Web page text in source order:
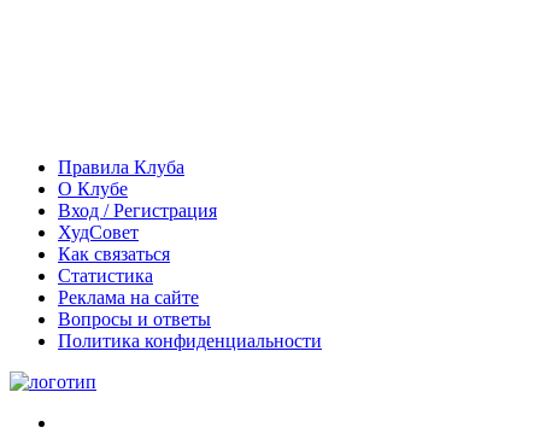
Правила Клуба
О Клубе
Вход / Регистрация
ХудСовет
Как связаться
Статистика
Реклама на сайте
Вопросы и ответы
Политика конфиденциальности